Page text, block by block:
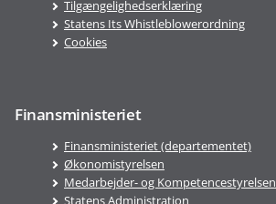
Tilgængelighedserklæring
Statens Its Whistleblowerordning
Cookies
Finansministeriet
Finansministeriet (departementet)
Økonomistyrelsen
Medarbejder- og Kompetencestyrelsen
Statens Administration